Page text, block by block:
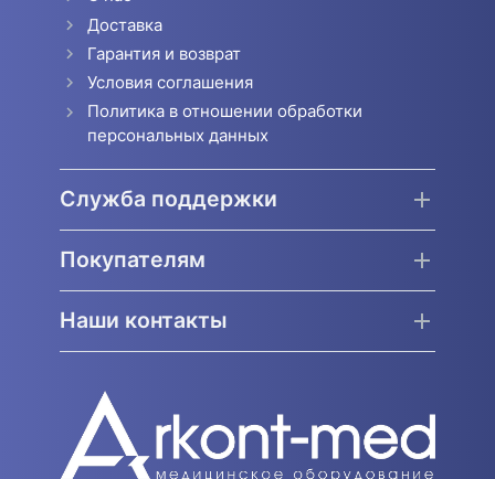
Доставка
Гарантия и возврат
Условия соглашения
Политика в отношении обработки
персональных данных
Служба поддержки
Покупателям
Наши контакты